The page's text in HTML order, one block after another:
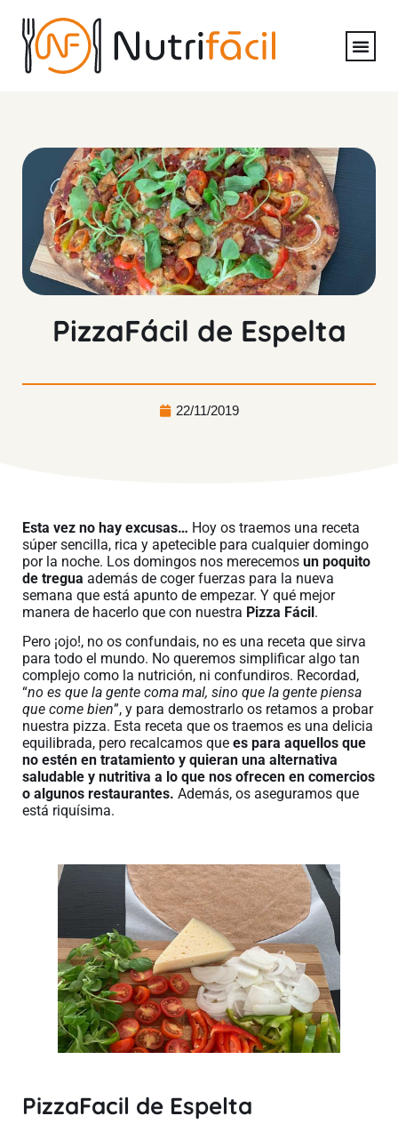
PizzaFácil de Espelta
22/11/2019
Esta vez no hay excusas… Hoy os traemos una receta
súper sencilla, rica y apetecible para cualquier domingo
por la noche. Los domingos nos merecemos un poquito
de tregua además de coger fuerzas para la nueva
semana que está apunto de empezar. Y qué mejor
manera de hacerlo que con nuestra Pizza Fácil.
Pero ¡ojo!, no os confundais, no es una receta que sirva
para todo el mundo. No queremos simplificar algo tan
complejo como la nutrición, ni confundiros. Recordad,
“no es que la gente coma mal, sino que la gente piensa
que come bien”, y para demostrarlo os retamos a probar
nuestra pizza. Esta receta que os traemos es una delicia
equilibrada, pero recalcamos que es para aquellos que
no estén en tratamiento y quieran una alternativa
saludable y nutritiva a lo que nos ofrecen en comercios
o algunos restaurantes. Además, os aseguramos que
está riquísima.
PizzaFacil de Espelta